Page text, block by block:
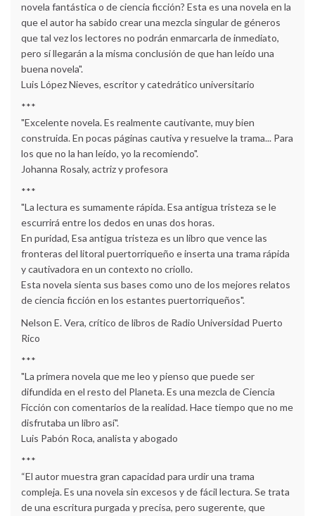
novela fantástica o de ciencia ficción? Esta es una novela en la
que el autor ha sabido crear una mezcla singular de géneros
que tal vez los lectores no podrán enmarcarla de inmediato,
pero sí llegarán a la misma conclusión de que han leído una
buena novela".
Luis López Nieves, escritor y catedrático universitario
***
"Excelente novela. Es realmente cautivante, muy bien
construida. En pocas páginas cautiva y resuelve la trama... Para
los que no la han leído, yo la recomiendo".
Johanna Rosaly, actriz y profesora
***
"La lectura es sumamente rápida. Esa antigua tristeza se le
escurrirá entre los dedos en unas dos horas.
En puridad, Esa antigua tristeza es un libro que vence las
fronteras del litoral puertorriqueño e inserta una trama rápida
y cautivadora en un contexto no criollo.
Esta novela sienta sus bases como uno de los mejores relatos
de ciencia ficción en los estantes puertorriqueños".
Nelson E. Vera, crítico de libros de Radio Universidad Puerto
Rico
***
"La primera novela que me leo y pienso que puede ser
difundida en el resto del Planeta. Es una mezcla de Ciencia
Ficción con comentarios de la realidad. Hace tiempo que no me
disfrutaba un libro así".
Luis Pabón Roca, analista y abogado
***
“El autor muestra gran capacidad para urdir una trama
compleja. Es una novela sin excesos y de fácil lectura. Se trata
de una escritura purgada y precisa, pero sugerente, que